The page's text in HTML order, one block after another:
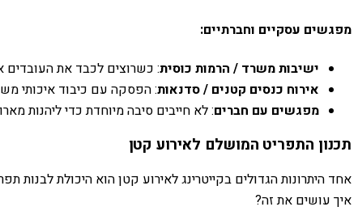
מפגשים עסקיים וחברתיים:
ישיבות משרד / הרמות כוסית: כשרוצים לכבד את העובדים
אירוח כנסים קטנים / סדנאות: הפסקה עם כיבוד איכותי
מפגשים עם חברים: לא חייבים סיבה מיוחדת כדי ליהנות
תכנון התפריט המושלם לאירוע קטן
אחד היתרונות הגדולים בקייטרינג לאירוע קטן הוא היכולת
איך עושים את זה?